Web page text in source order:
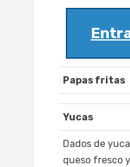
Papas fritas
Yucas
Dados de
queso fresco